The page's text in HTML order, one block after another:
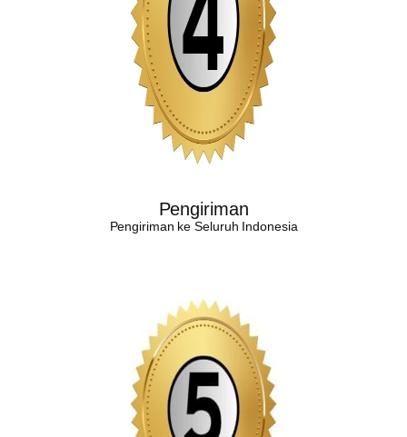
Pengiriman
Pengiriman ke Seluruh Indonesia